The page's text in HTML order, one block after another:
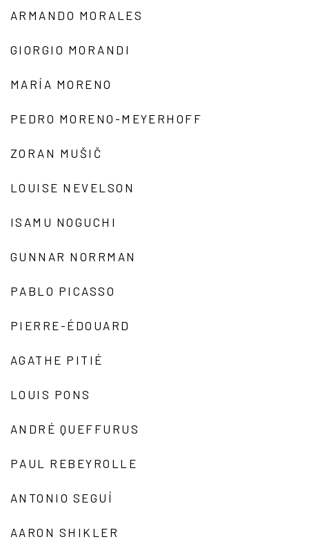
ARMANDO MORALES
GIORGIO MORANDI
MARÍA MORENO
PEDRO MORENO-MEYERHOFF
ZORAN MUŠIČ
LOUISE NEVELSON
ISAMU NOGUCHI
GUNNAR NORRMAN
PABLO PICASSO
PIERRE-ÉDOUARD
AGATHE PITIÉ
LOUIS PONS
ANDRÉ QUEFFURUS
PAUL REBEYROLLE
ANTONIO SEGUÍ
AARON SHIKLER